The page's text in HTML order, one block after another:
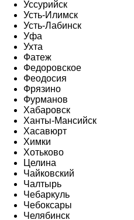
Уссурийск
Усть-Илимск
Усть-Лабинск
Уфа
Ухта
Фатеж
Федоровское
Феодосия
Фрязино
Фурманов
Хабаровск
Ханты-Мансийск
Хасавюрт
Химки
Хотьково
Целина
Чайковский
Чалтырь
Чебаркуль
Чебоксары
Челябинск